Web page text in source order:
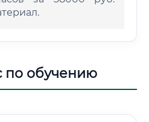
по обучению